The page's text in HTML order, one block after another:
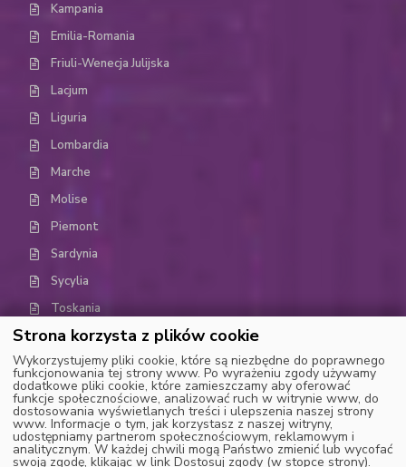
Kampania
Emilia-Romania
Friuli-Wenecja Julijska
Lacjum
Liguria
Lombardia
Marche
Molise
Piemont
Sardynia
Sycylia
Toskania
Trydent-Górna Adyga (Trentino-Alto Adige)
Umbria
Dolina Aosty
Wenecja Euganejska (Weneto)
Strona korzysta z plików cookie
Wykorzystujemy pliki cookie, które są niezbędne do poprawnego
funkcjonowania tej strony www. Po wyrażeniu zgody używamy
dodatkowe pliki cookie, które zamieszczamy aby oferować
funkcje społecznościowe, analizować ruch w witrynie www, do
dostosowania wyświetlanych treści i ulepszenia naszej strony
www. Informacje o tym, jak korzystasz z naszej witryny,
udostępniamy partnerom społecznościowym, reklamowym i
analitycznym. W każdej chwili mogą Państwo zmienić lub wycofać
swoją zgodę, klikając w link Dostosuj zgody (w stopce strony).